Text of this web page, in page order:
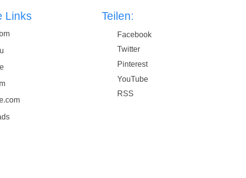
Links Teilen:
Facebook
Twitter
Pinterest
YouTube
RSS